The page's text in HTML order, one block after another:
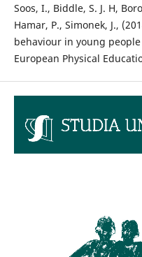
Soos, I., Biddle, S. J. H,
Hamar, P., Simonek, J.,
behaviour in young
European Physical